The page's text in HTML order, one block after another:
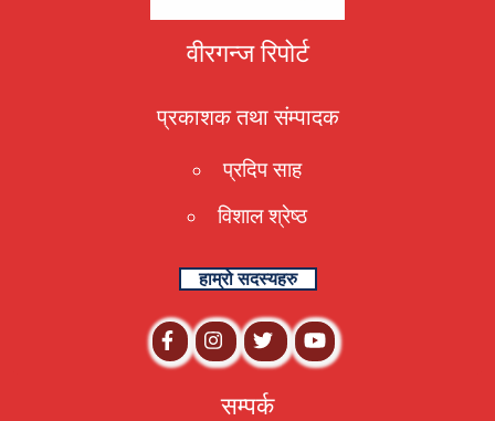
वीरगन्ज रिपोर्ट
प्रकाशक तथा संम्पादक
प्रदिप साह
विशाल श्रेष्ठ
हाम्रो सदस्यहरु
सम्पर्क